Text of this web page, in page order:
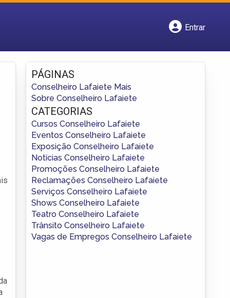
Entrar
PÁGINAS
Conselheiro Lafaiete Mais
Sobre Conselheiro Lafaiete
CATEGORIAS
Cursos Conselheiro Lafaiete
Eventos Conselheiro Lafaiete
Exposição Conselheiro Lafaiete
Notícias Conselheiro Lafaiete
Promoções Conselheiro Lafaiete
Reclamações Conselheiro Lafaiete
Serviços Conselheiro Lafaiete
Shows Conselheiro Lafaiete
Teatro Conselheiro Lafaiete
Trânsito Conselheiro Lafaiete
Vagas de Empregos Conselheiro Lafaiete